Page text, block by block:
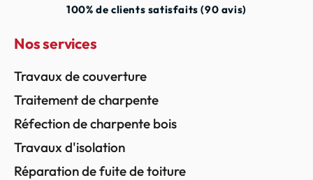
100% de clients satisfaits (90 avis)
Nos services
Travaux de couverture
Traitement de charpente
Réfection de charpente bois
Travaux d'isolation
Réparation de fuite de toiture